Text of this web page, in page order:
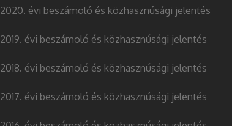
2020. évi beszámoló és közhasznúsági jelentés
2019. évi beszámoló és közhasznúsági jelentés
2018. évi beszámoló és közhasznúsági jelentés
2017. évi beszámoló és közhasznúsági jelentés